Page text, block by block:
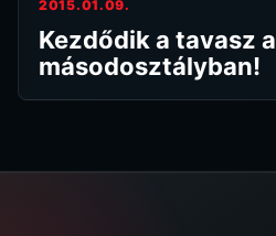
2015.01.09.
Kezdődik a tavasz a
másodosztályban!